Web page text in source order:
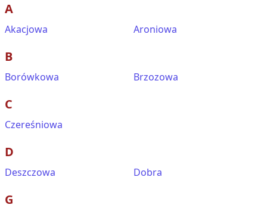
A
Akacjowa Aroniowa
B
Borówkowa Brzozowa
C
Czereśniowa
D
Deszczowa Dobra
G